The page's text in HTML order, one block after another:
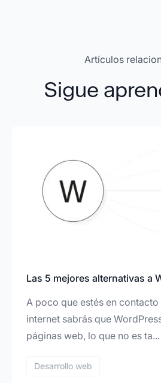
Artículos
Sigue
Las 5 mejores alternativas a
A poco que estés en
internet sabrás que
páginas web, lo que no es ta...
Desarrollo web